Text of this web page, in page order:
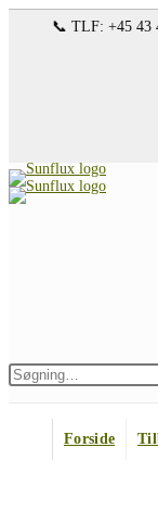
📞 TLF: +45 43
Forside